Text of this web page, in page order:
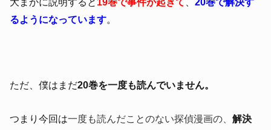
るようになっています。
ただ、僕はまだ20巻を一度も読んでいません。
つまり今回は一度も読んだことのない探偵漫画の、解決